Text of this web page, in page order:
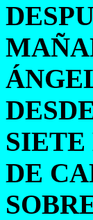
DE